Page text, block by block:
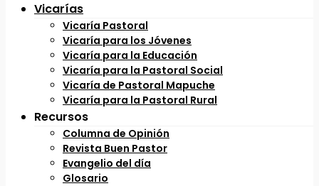
Vicarías
Vicaría Pastoral
Vicaría para los Jóvenes
Vicaría para la Educación
Vicaría para la Pastoral Social
Vicaría de Pastoral Mapuche
Vicaría para la Pastoral Rural
Recursos
Columna de Opinión
Revista Buen Pastor
Evangelio del día
Glosario